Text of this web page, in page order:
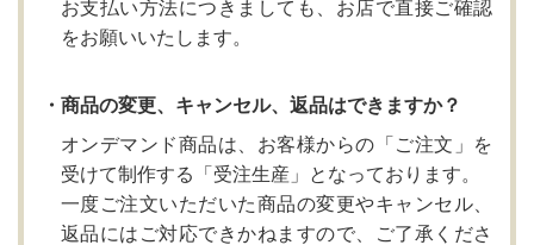
お支払い方法につきましても、お店で直接ご確認
をお願いいたします。
・商品の変更、キャンセル、返品はできますか？
オンデマンド商品は、お客様からの「ご注文」を
受けて制作する「受注生産」となっております。
一度ご注文いただいた商品の変更やキャンセル、
返品にはご対応できかねますので、ご了承くださ